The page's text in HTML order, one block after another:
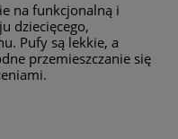
na funkcjonalną i
dziecięcego,
Pufy są lekkie, a
przemieszczanie się